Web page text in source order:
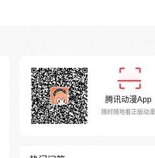
腾讯动漫App
随时随地看正版动漫